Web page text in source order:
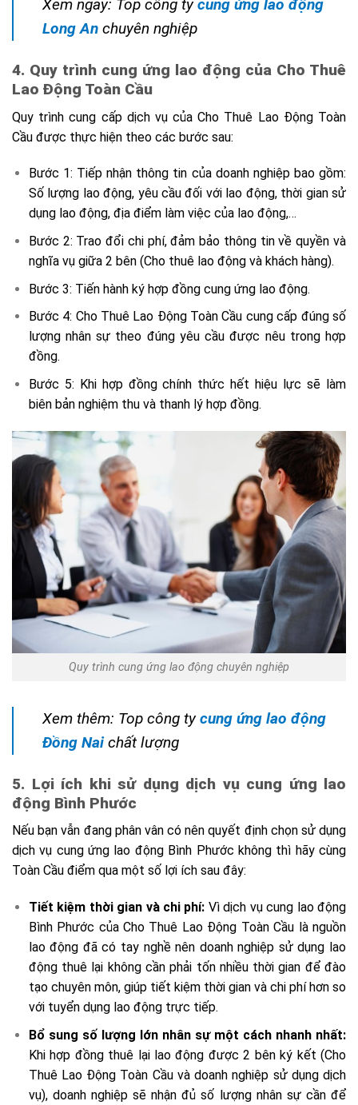
Xem ngay: Top công tycung ứng lao động
Long An chuyên nghiệp
4. Quy trình cung ứng lao động của Cho Thuê
Lao Động Toàn Cầu
Quy trình cung cấp dịch vụ của Cho Thuê Lao Động Toàn
Cầu được thực hiện theo các bước sau:
Bước 1: Tiếp nhận thông tin của doanh nghiệp bao gồm:
Số lượng lao động, yêu cầu đối với lao động, thời gian sử
dụng lao động, địa điểm làm việc của lao động,…
Bước 2: Trao đổi chi phí, đảm bảo thông tin về quyền và
nghĩa vụ giữa 2 bên (Cho thuê lao động và khách hàng).
Bước 3: Tiến hành ký hợp đồng cung ứng lao động.
Bước 4: Cho Thuê Lao Động Toàn Cầu cung cấp đúng số
lượng nhân sự theo đúng yêu cầu được nêu trong hợp
đồng.
Bước 5: Khi hợp đồng chính thức hết hiệu lực sẽ làm
biên bản nghiệm thu và thanh lý hợp đồng.
Quy trình cung ứng lao động chuyên nghiệp
Xem thêm: Top công tycung ứng lao động
Đồng Naichất lượng
5. Lợi ích khi sử dụng dịch vụ cung ứng lao
động Bình Phước
Nếu bạn vẫn đang phân vân có nên quyết định chọn sử dụng
dịch vụ cung ứng lao động Bình Phước không thì hãy cùng
Toàn Cầu điểm qua một số lợi ích sau đây:
Tiết kiệm thời gian và chi phí: Vì dịch vụ cung lao động
Bình Phước của Cho Thuê Lao Động Toàn Cầu là nguồn
lao động đã có tay nghề nên doanh nghiệp sử dụng lao
động thuê lại không cần phải tốn nhiều thời gian để đào
tạo chuyên môn, giúp tiết kiệm thời gian và chi phí hơn so
với tuyển dụng lao động trực tiếp.
Bổ sung số lượng lớn nhân sự một cách nhanh nhất:
Khi hợp đồng thuê lại lao động được 2 bên ký kết (Cho
Thuê Lao Động Toàn Cầu và doanh nghiệp sử dụng dịch
vụ), doanh nghiệp sẽ nhận đủ số lượng nhân sự cần để